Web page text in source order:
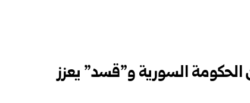
الحكومة السورية و”قسد” يعزز